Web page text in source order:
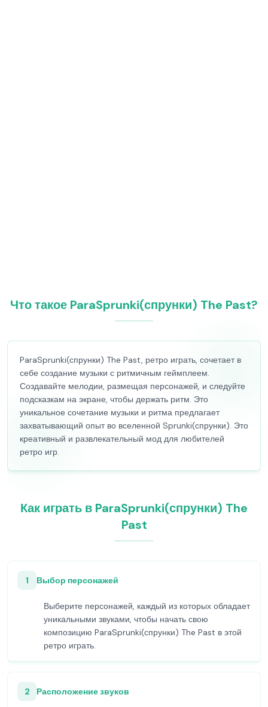
Что такое ParaSprunki(спрунки) The Past?
ParaSprunki(спрунки) The Past, ретро играть, сочетает в
себе создание музыки с ритмичным геймплеем.
Создавайте мелодии, размещая персонажей, и следуйте
подсказкам на экране, чтобы держать ритм. Это
уникальное сочетание музыки и ритма предлагает
захватывающий опыт во вселенной Sprunki(спрунки). Это
креативный и развлекательный мод для любителей
ретро игр.
Как играть в ParaSprunki(спрунки) The
Past
1 Выбор персонажей
Выберите персонажей, каждый из которых обладает
уникальными звуками, чтобы начать свою
композицию ParaSprunki(спрунки) The Past в этой
ретро играть.
2 Расположение звуков